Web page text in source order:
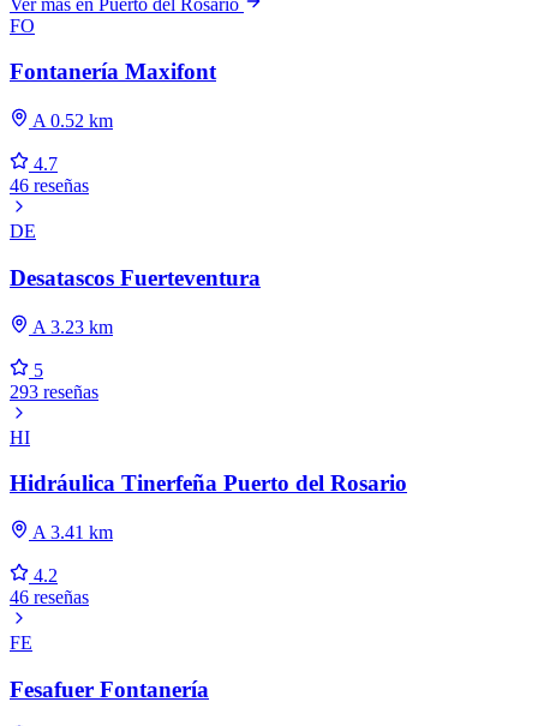
FO
Fontanería Maxifont
A 0.52 km
4.7
46 reseñas
DE
Desatascos Fuerteventura
A 3.23 km
5
293 reseñas
HI
Hidráulica Tinerfeña Puerto del Rosario
A 3.41 km
4.2
46 reseñas
FE
Fesafuer Fontanería